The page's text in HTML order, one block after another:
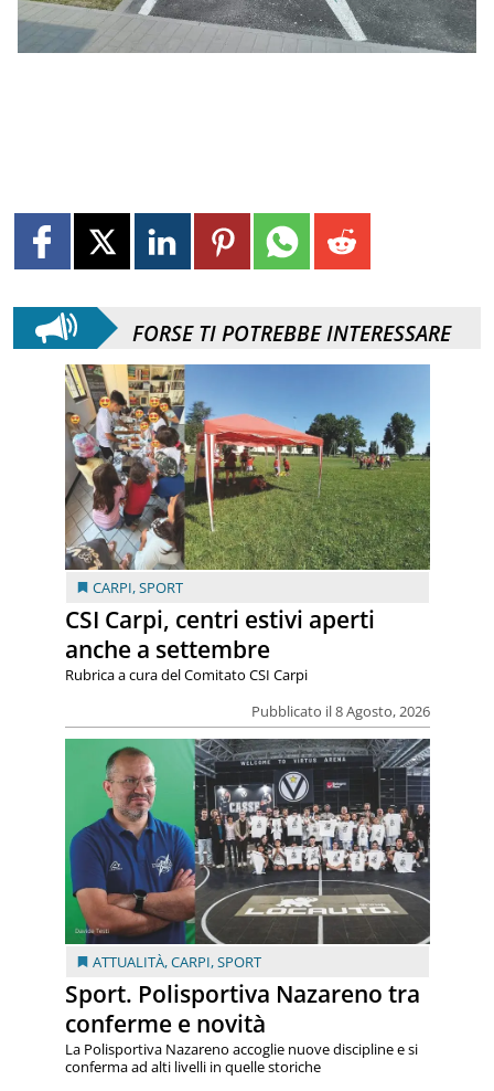
FORSE TI POTREBBE INTERESSARE
CARPI,SPORT
CSI Carpi, centri estivi aperti
anche a settembre
Pubblicato il 8 Agosto, 2026
Rubrica a cura del Comitato CSI Carpi
ATTUALITÀ,CARPI,SPORT
Sport. Polisportiva Nazareno tra
conferme e novità
La Polisportiva Nazareno accoglie nuove discipline e si
conferma ad alti livelli in quelle storiche